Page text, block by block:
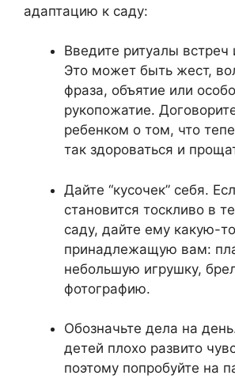
адаптацию к саду:
Введите ритуалы
Это может быть жест,
фраза, объятие или
рукопожатие.
ребенком о том, что
так здороваться и
Дайте “кусочек” себя.
становится тоскливо в
саду, дайте ему какую-
принадлежащую вам:
небольшую игрушку,
фотографию.
Обозначьте дела на
детей плохо развито
поэтому попробуйте на